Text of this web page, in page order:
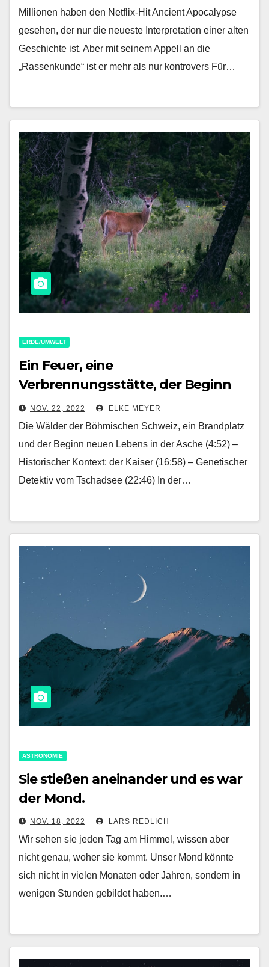
Millionen haben den Netflix-Hit Ancient Apocalypse
gesehen, der nur die neueste Interpretation einer alten
Geschichte ist. Aber mit seinem Appell an die
„Rassenkunde“ ist er mehr als nur kontrovers Für…
ERDE/UMWELT
Ein Feuer, eine
Verbrennungsstätte, der Beginn
eines neuen Lebens in der
tschechischen Schweiz und ein
genetischer Detektiv aus dem
Tschadsee
NOV. 22, 2022 ELKE MEYER
Die Wälder der Böhmischen Schweiz, ein Brandplatz
und der Beginn neuen Lebens in der Asche (4:52) –
Historischer Kontext: der Kaiser (16:58) – Genetischer
Detektiv vom Tschadsee (22:46) In der…
ASTRONOMIE
Sie stießen aneinander und es war
der Mond.
NOV. 18, 2022 LARS REDLICH
Wir sehen sie jeden Tag am Himmel, wissen aber
nicht genau, woher sie kommt. Unser Mond könnte
sich nicht in vielen Monaten oder Jahren, sondern in
wenigen Stunden gebildet haben.…